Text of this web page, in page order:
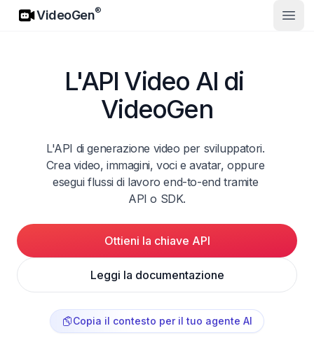
VideoGen
VideoGen®
Apri
L'API Video AI di
VideoGen
L'API di generazione video per sviluppatori.
Crea video, immagini, voci e avatar, oppure
esegui flussi di lavoro end-to-end tramite
API o SDK.
Ottieni la chiave API
Leggi la documentazione
Copia il contesto per il tuo agente AI